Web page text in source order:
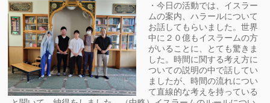
・今日の活動では、イスラー
ムの案内、ハラールについて
お話してもらいました。世界
中に２０億もイスラームの方
がいることに、とても驚きま
した。時間に関する考え方に
ついての説明の中で話してい
ましたが、時間の流れについ
て直線的な考えを持っている